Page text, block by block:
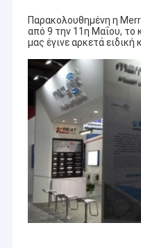
Παρακολουθημένη η
από 9 την 11η Μαΐου, το
μας έγινε αρκετά